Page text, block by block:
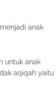
anak
untuk anak
aqiqah yaitu